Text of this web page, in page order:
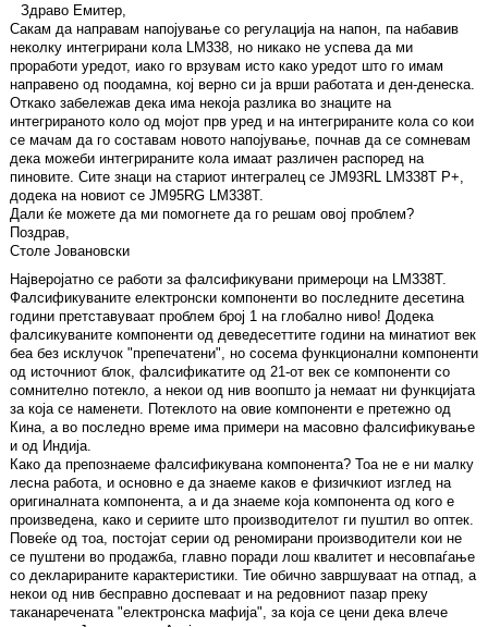
Здраво Емитер,
Сакам да направам напојување со регулација на напон, па набавив
неколку интегрирани кола LM338, но никако не успева да ми
проработи уредот, иако го врзувам исто како уредот што го имам
направено од поодамна, кој верно си ја врши работата и ден-денеска.
Откако забележав дека има некоја разлика во знаците на
интегрираното коло од мојот прв уред и на интегрираните кола со кои
се мачам да го составам новото напојување, почнав да се сомневам
дека можеби интегрираните кола имаат различен распоред на
пиновите. Сите знаци на стариот интегралец се JM93RL LM338T P+,
додека на новиот се JM95RG LM338T.
Дали ќе можете да ми помогнете да го решам овој проблем?
Поздрав,
Столе Јовановски
Најверојатно се работи за фалсификувани примероци на LM338T.
Фалсификуваните електронски компоненти во последните десетина
години претставуваат проблем број 1 на глобално ниво! Додека
фалсикуваните компоненти од деведесеттите години на минатиот век
беа без исклучок "препечатени", но сосема функционални компоненти
од источниот блок, фалсификатите од 21-от век се компоненти со
сомнително потекло, а некои од нив воопшто ја немаат ни функцијата
за која се наменети. Потеклото на овие компоненти е претежно од
Кина, а во последно време има примери на масовно фалсификување
и од Индија.
Како да препознаеме фалсификувана компонента? Тоа не е ни малку
лесна работа, и основно е да знаеме каков е физичкиот изглед на
оригиналната компонента, а и да знаеме која компонента од кого е
произведена, како и сериите што производителот ги пуштил во оптек.
Повеќе од тоа, постојат серии од реномирани производители кои не
се пуштени во продажба, главно поради лош квалитет и несовпаѓање
со декларираните карактеристики. Тие обично завршуваат на отпад, а
некои од нив бесправно доспеваат и на редовниот пазар преку
таканаречената "електронска мафија", за која се цени дека влече